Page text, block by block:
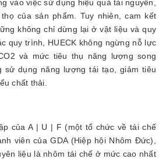
vào việc sử dụng hiệu quả tài nguyên,
của sản phẩm. Tuy nhiên, cam kết
không chỉ dừng lại ở vật liệu và quy
quy trình, HUECK không ngừng nỗ lực
và mức tiêu thụ năng lượng song
sử dụng năng lượng tái tạo, giảm tiêu
chất thải.
của A | U | F (một tổ chức về tái chế
viên của GDA (Hiệp hội Nhôm Đức),
liệu là nhôm tái chế ở mức cao nhất